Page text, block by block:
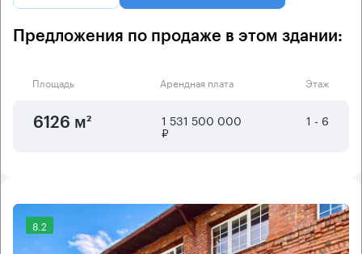
Предложения по продаже в этом здании:
Площадь Арендная плата Этаж
6126 м² 1 531 500 000
₽
1 - 6
8.2